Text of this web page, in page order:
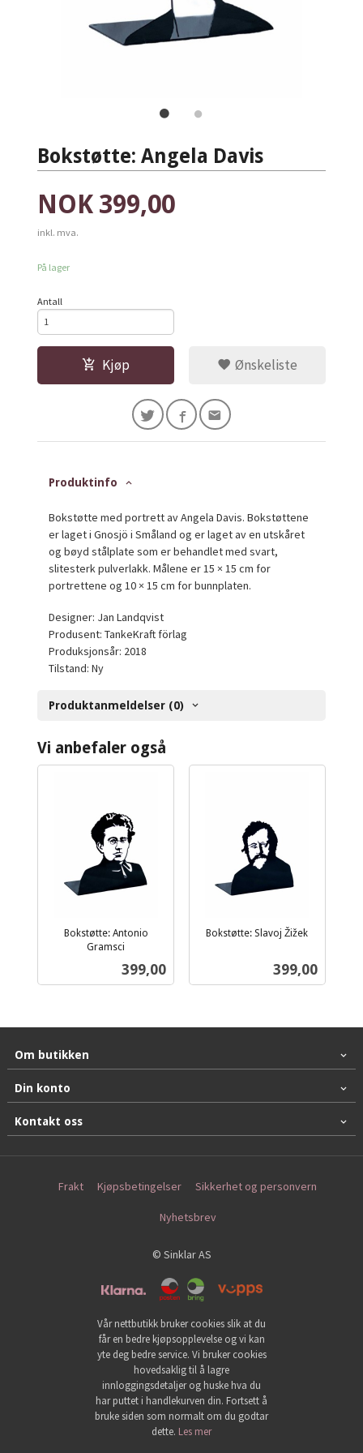
Bokstøtte: Angela Davis
Pris
NOK 399,00
inkl. mva.
På lager
Antall
Kjøp Ønskeliste
Produktinfo
Bokstøtte med portrett av Angela Davis. Bokstøttene
er laget i Gnosjö i Småland og er laget av en utskåret
og bøyd stålplate som er behandlet med svart,
slitesterk pulverlakk. Målene er 15 × 15 cm for
portrettene og 10 × 15 cm for bunnplaten.
Designer: Jan Landqvist
Produsent: TankeKraft förlag
Produksjonsår: 2018
Tilstand: Ny
Produktanmeldelser (0)
Vi anbefaler også
Bokstøtte: Antonio
Gramsci
Pris
399,00
Bokstøtte: Slavoj Žižek
Pris
399,00
Om butikken
Din konto
Kontakt oss
Frakt Kjøpsbetingelser Sikkerhet og personvern
Nyhetsbrev
© Sinklar AS
Vår nettbutikk bruker cookies slik at du
får en bedre kjøpsopplevelse og vi kan
yte deg bedre service. Vi bruker cookies
hovedsaklig til å lagre
innloggingsdetaljer og huske hva du
har puttet i handlekurven din. Fortsett å
bruke siden som normalt om du godtar
dette. Les mer